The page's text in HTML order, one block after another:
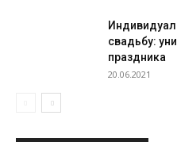
свадьбу:
праздника
20.06.2021